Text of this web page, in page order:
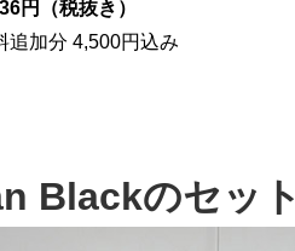
円（税抜き）
追加分 4,500円込み
Blackのセット